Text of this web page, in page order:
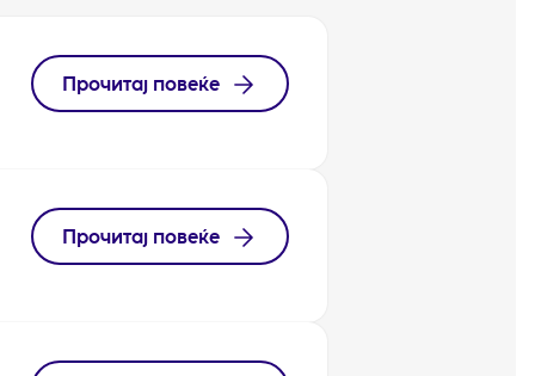
Прочитај повеќе
Прочитај повеќе